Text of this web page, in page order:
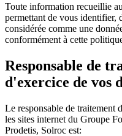
Toute information recueillie
permettant de vous identifier,
considérée comme une
conformément à cette
Responsable de
d'exercice de vos
Le responsable de traitement
les sites internet du Groupe
Prodetis, Solroc est: